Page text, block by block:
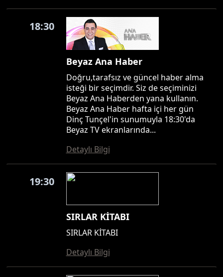
18:30
Beyaz Ana Haber
Doğru,tarafsız ve güncel haber alma
isteği bir seçimdir. Siz de seçiminizi
Beyaz Ana Haberden yana kullanın.
Beyaz Ana Haber hafta içi her gün
Dinç Tunçel'in sunumuyla 18:30'da
Beyaz TV ekranlarında...
Detaylı Bilgi
19:30
SIRLAR KİTABI
SIRLAR KİTABI
Detaylı Bilgi